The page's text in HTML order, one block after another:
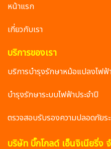
หน้าแรก
เกี่ยวกับเรา
บริการของเรา
บริการบำรุงรักษาหม้อแปลงไฟฟ้
บำรุงรักษาระบบไฟฟ้าประจำปี
ตรวจสอบรับรองความปลอดภัยร
บริษัท บิ๊กโกลด์ เอ็นจิเนียริ่ง